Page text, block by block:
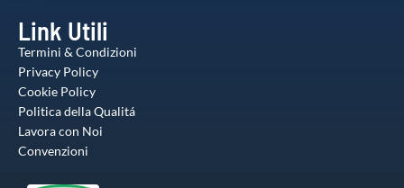
Link Utili
Termini & Condizioni
Privacy Policy
Cookie Policy
Politica della Qualitá
Lavora con Noi
Convenzioni